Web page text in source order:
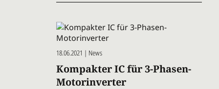
18.06.2021 | News
Kompakter IC für 3-Phasen-
Motorinverter